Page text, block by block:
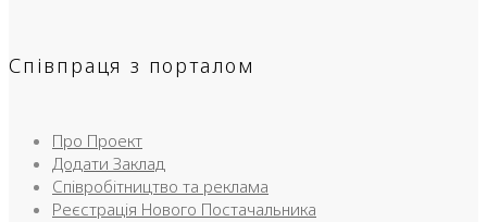
Співпраця з порталом
Про Проект
Додати Заклад
Співробітництво та реклама
Реєстрація Нового Постачальника